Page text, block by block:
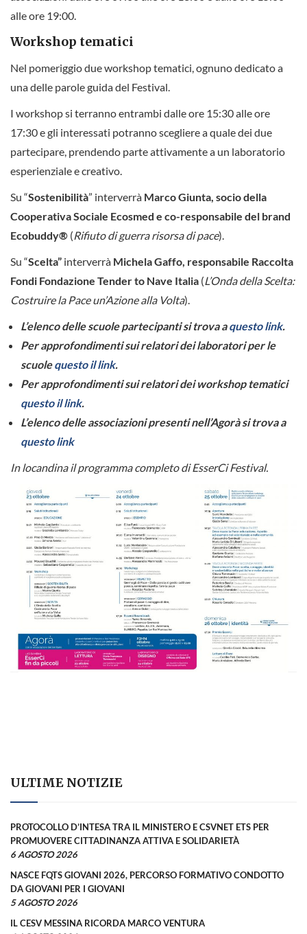
alle ore 19:00.
Workshop tematici
Nel pomeriggio due workshop tematici, ognuno dedicato a
una delle parole guida del Festival.
I workshop si terranno entrambi dalle ore 15:30 alle ore
17:30 e gli interessati potranno scegliere a quale dei due
partecipare, prendendo parte attivamente a un laboratorio
esperienziale e creativo.
Su “Sostenibilità” interverrà Marco Giunta, socio della
Cooperativa Sociale Ecosmed e co-responsabile del brand
Ecobuddy® (Rifiuto di guerra risorsa di pace).
Su “Scelta” interverrà Michela Gaffo, responsabile Raccolta
Fondi Fondazione Tender to Nave Italia (L’Onda della Scelta:
Costruire la Pace un’Azione alla Volta).
L’elenco delle scuole partecipanti si trova aquesto link.
Per approfondimenti sui relatori dei laboratori per le
scuolequesto il link.
Per approfondimenti sui relatori dei workshop tematici
questo il link.
L’elenco delle associazioni presenti nell’Agorà si trova a
questo link
In locandina il programma completo di EsserCi Festival.
ULTIME NOTIZIE
PROTOCOLLO D’INTESA TRA IL MINISTERO E CSVNET ETS PER
PROMUOVERE CITTADINANZA ATTIVA E SOLIDARIETÀ
6 AGOSTO 2026
NASCE FQTS GIOVANI 2026, PERCORSO FORMATIVO CONDOTTO
DA GIOVANI PER I GIOVANI
5 AGOSTO 2026
IL CESV MESSINA RICORDA MARCO VENTURA